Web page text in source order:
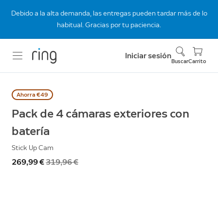
Debido a la alta demanda, las entregas pueden tardar más de lo
habitual. Gracias por tu paciencia.
Iniciar sesión
BuscarCarrito
Ahorra €49
Pack de 4 cámaras exteriores con
batería
Stick Up Cam
Ahora
269,99 €Antes
319,96 €